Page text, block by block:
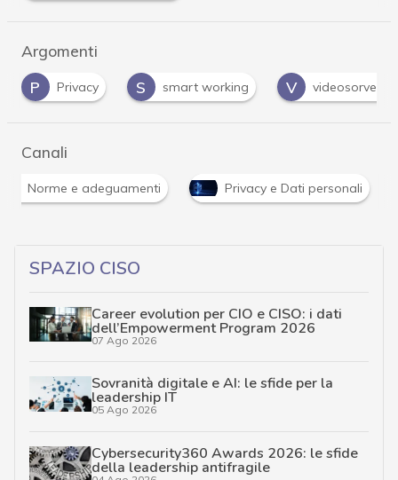
Argomenti
S smart working V videosorveglianza
Canali
Norme e adeguamenti Privacy e Dati personali
SPAZIO CISO
Career evolution per CIO e CISO: i dati
dell’Empowerment Program 2026
07 Ago 2026
Sovranità digitale e AI: le sfide per la
leadership IT
05 Ago 2026
Cybersecurity360 Awards 2026: le sfide
della leadership antifragile